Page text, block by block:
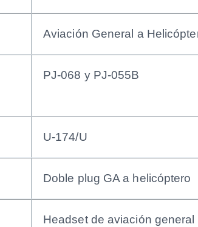
Aviación General a
PJ-068 y PJ-055B
U-174/U
Doble plug GA a helicóptero
Headset de aviación